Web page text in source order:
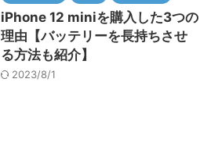
iPhone 12 miniを購入した3つの
理由【バッテリーを長持ちさせ
る方法も紹介】
2023/8/1